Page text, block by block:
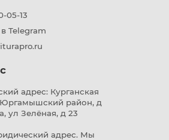
05-13
Telegram
адрес: Курганская
Юргамышский район, д
ул Зелёная, д 23
адрес. Мы